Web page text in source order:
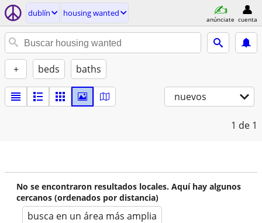
dublí­n housing wanted
anúnciate cuenta
+ beds baths
nuevos
1 de 1
No se encontraron resultados locales. Aquí hay algunos
cercanos (ordenados por distancia)
busca en un área más amplia